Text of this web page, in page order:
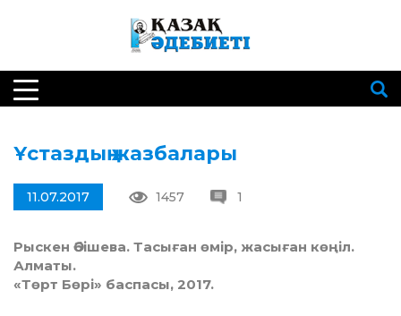
Ұстаздың жазбалары
11.07.2017 1457 1
Рыскен Әбішева. Тасыған өмір, жасыған көңіл.
Алматы.
«Төрт Бөрі» баспасы, 2017.